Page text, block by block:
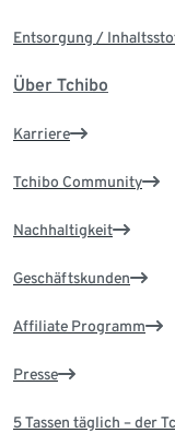
Entsorgung /
Über Tchibo
Karriere
Tchibo Community
Nachhaltigkeit
Geschäftskunden
Affiliate Programm
Presse
5 Tassen täglich – der